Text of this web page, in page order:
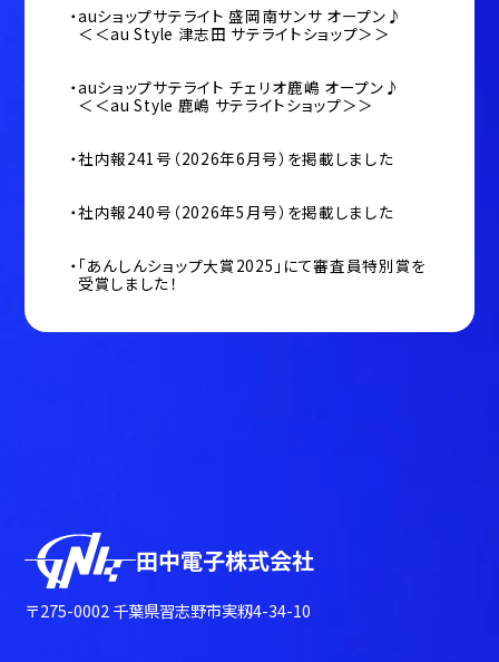
auショップサテライト 盛岡南サンサ オープン♪
＜＜au Style 津志田 サテライトショップ＞＞
auショップサテライト チェリオ鹿嶋 オープン♪
＜＜au Style 鹿嶋 サテライトショップ＞＞
社内報241号（2026年6月号）を掲載しました
社内報240号（2026年5月号）を掲載しました
「あんしんショップ大賞2025」にて審査員特別賞を
受賞しました！
田中電子株式会社
〒275-0002 千葉県習志野市実籾4-34-10